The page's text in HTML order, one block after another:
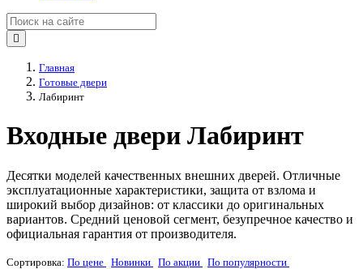
Главная
Готовые двери
Лабиринт
Входные двери Лабиринт
Десятки моделей качественных внешних дверей. Отличные
эксплуатационные характеристики, защита от взлома и
широкий выбор дизайнов: от классики до оригинальных
вариантов. Средний ценовой сегмент, безупречное качество и
официальная гарантия от производителя.
Сортировка: По цене Новинки По акции По популярности